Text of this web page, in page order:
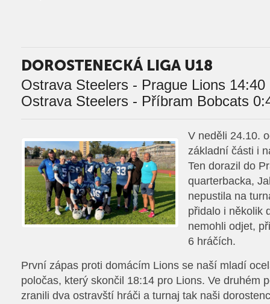
DOROSTENECKÁ LIGA U18
Ostrava Steelers - Prague Lions 14:40
Ostrava Steelers - Příbram Bobcats
V neděli 24.10.
základní části i
Ten dorazil do
quarterbacka,
nepustila na
přidalo i několik
nemohli odjet,
6 hráčích.
První zápas proti domácím Lions se naší mladí
poločas, který skončil 18:14 pro Lions. Ve druhém
zranili dva ostravští hráči a turnaj tak naši